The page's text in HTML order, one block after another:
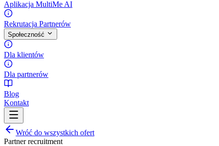
Aplikacja MultiMe AI
Rekrutacja Partnerów
Społeczność
Dla klientów
Dla partnerów
Blog
Kontakt
Wróć do wszystkich ofert
Partner recruitment